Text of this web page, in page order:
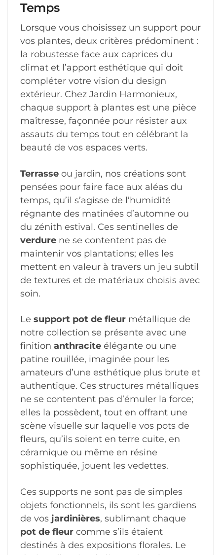
Temps
Lorsque vous choisissez un support pour
vos plantes, deux critères prédominent :
la robustesse face aux caprices du
climat et l’apport esthétique qui doit
compléter votre vision du design
extérieur. Chez Jardin Harmonieux,
chaque support à plantes est une pièce
maîtresse, façonnée pour résister aux
assauts du temps tout en célébrant la
beauté de vos espaces verts.
Terrasse ou jardin, nos créations sont
pensées pour faire face aux aléas du
temps, qu’il s’agisse de l’humidité
régnante des matinées d’automne ou
du zénith estival. Ces sentinelles de
verdure ne se contentent pas de
maintenir vos plantations; elles les
mettent en valeur à travers un jeu subtil
de textures et de matériaux choisis avec
soin.
Le support pot de fleur métallique de
notre collection se présente avec une
finition anthracite élégante ou une
patine rouillée, imaginée pour les
amateurs d’une esthétique plus brute et
authentique. Ces structures métalliques
ne se contentent pas d’émuler la force;
elles la possèdent, tout en offrant une
scène visuelle sur laquelle vos pots de
fleurs, qu’ils soient en terre cuite, en
céramique ou même en résine
sophistiquée, jouent les vedettes.
Ces supports ne sont pas de simples
objets fonctionnels, ils sont les gardiens
de vos jardinières, sublimant chaque
pot de fleur comme s’ils étaient
destinés à des expositions florales. Le